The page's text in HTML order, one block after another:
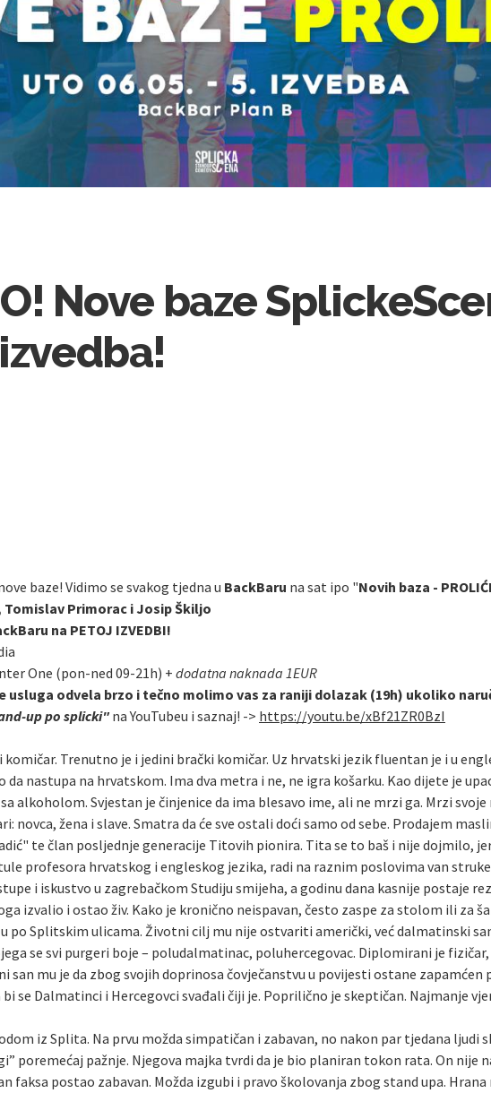
Nove baze
baze! Vidimo se svakog tjedna u BackBaru na sat ipo "Novih baza -
Primorac i Josip Škiljo
na PETOJ IZVEDBI!
One (pon-ned 09-21h) +dodatna naknada 1EUR
usluga odvela brzo i tečno molimo vas za raniji dolazak (19h) ukoliko
up po splicki"na YouTubeu i saznaj! -> https://youtu.be/xBf21ZR0BzI
Trenutno je i jedini brački komičar. Uz hrvatski jezik fluentan je i u
nastupa na hrvatskom. Ima dva metra i ne, ne igra košarku. Kao dijete je
alkoholom. Svjestan je činjenice da ima blesavo ime, ali ne mrzi ga. Mrzi
novca, žena i slave. Smatra da će sve ostali doći samo od sebe. Prodajem
te član posljednje generacije Titovih pionira. Tita se to baš i nije dojmilo,
profesora hrvatskog i engleskog jezika, radi na raznim poslovima van
i iskustvo u zagrebačkom Studiju smijeha, a godinu dana kasnije postaje
izvalio i ostao živ. Kako je kronično neispavan, često zaspe za stolom ili za
po Splitskim ulicama. Životni cilj mu nije ostvariti američki, već dalmatinski
se svi purgeri boje – poludalmatinac, poluhercegovac. Diplomirani je
mu je da zbog svojih doprinosa čovječanstvu u povijesti ostane
se Dalmatinci i Hercegovci svađali čiji je. Poprilično je skeptičan. Najmanje
iz Splita. Na prvu možda simpatičan i zabavan, no nakon par tjedana ljudi
poremećaj pažnje. Njegova majka tvrdi da je bio planiran tokon rata. On nije
faksa postao zabavan. Možda izgubi i pravo školovanja zbog stand upa.